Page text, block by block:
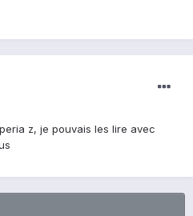
z, je pouvais les lire avec